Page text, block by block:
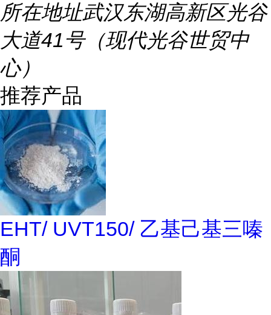
所在地址武汉东湖高新区光谷
大道41号（现代光谷世贸中
心）
推荐产品
EHT/ UVT150/ 乙基己基三嗪
酮